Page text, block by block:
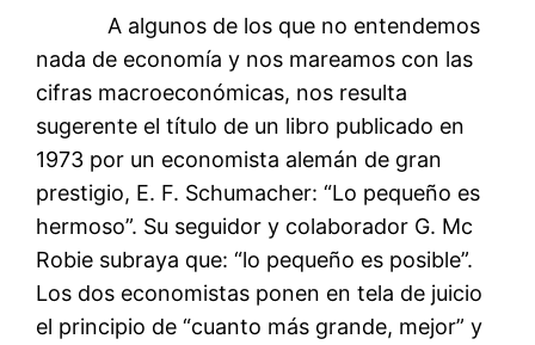
A algunos de los que no entendemos
nada de economía y nos mareamos con las
cifras macroeconómicas, nos resulta
sugerente el título de un libro publicado en
1973 por un economista alemán de gran
prestigio, E. F. Schumacher: “Lo pequeño es
hermoso”. Su seguidor y colaborador G. Mc
Robie subraya que: “lo pequeño es posible”.
Los dos economistas ponen en tela de juicio
el principio de “cuanto más grande, mejor” y